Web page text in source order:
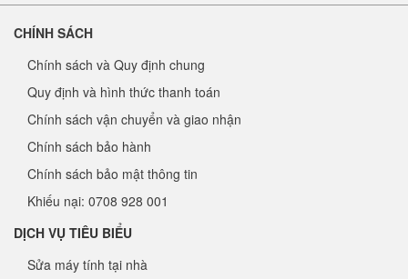
CHÍNH SÁCH
Chính sách và Quy định chung
Quy định và hình thức thanh toán
Chính sách vận chuyển và giao nhận
Chính sách bảo hành
Chính sách bảo mật thông tin
Khiếu nại: 0708 928 001
DỊCH VỤ TIÊU BIỂU
Sửa máy tính tại nhà